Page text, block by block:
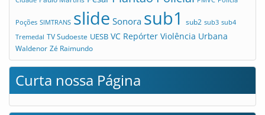
Poções SIMTRANS slide Sonora sub1 sub2 sub3 sub4
Tremedal TV Sudoeste UESB VC Repórter Violência Urbana
Waldenor Zé Raimundo
Curta nossa Página